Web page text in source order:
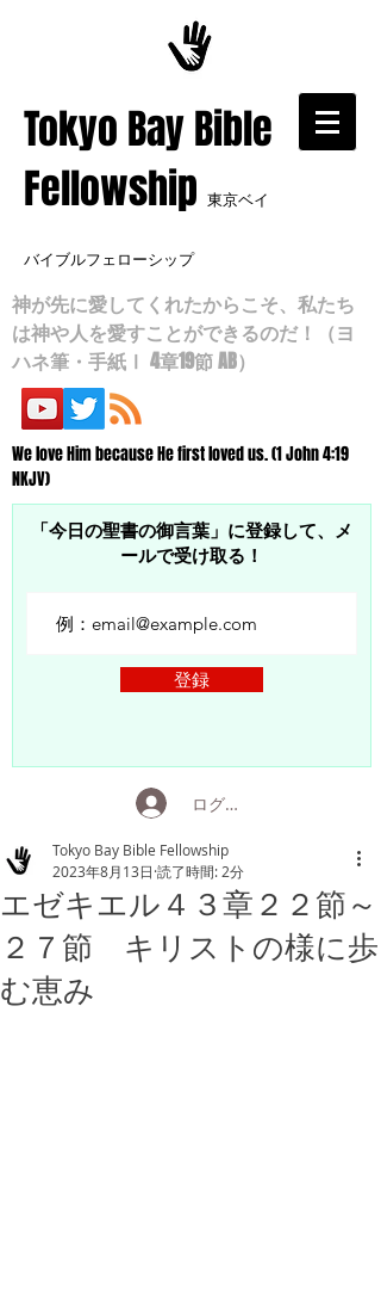
​Tokyo Bay Bible
Fellowship 東京ベイ
バイブルフェローシップ
神が先に愛してくれたからこそ、私たち
は神や人を愛すことができるのだ！（ヨ
ハネ筆・手紙Ⅰ 4章19節 AB）
We love Him because He first loved us. (1 John 4:19
NKJV)
「今日の聖書の御言葉」に登録して、メ
ールで受け取る！
登録
ログイン
エゼキエル４３章２２節～
２７節 キリストの様に歩
む恵み
Tokyo Bay Bible Fellowship
2023年8月13日 読了時間: 2分